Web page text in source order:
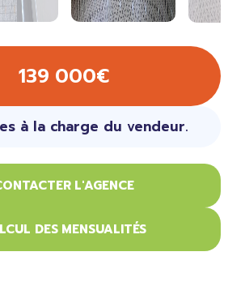
139 000€
à la charge du vendeur.
L'AGENCE
DES MENSUALITÉS